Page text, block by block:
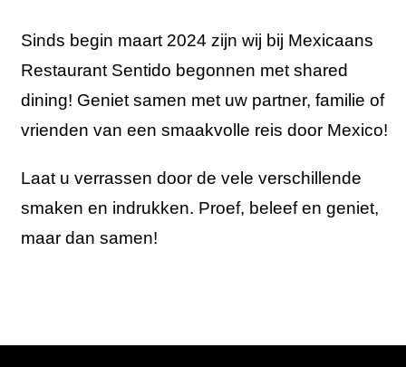
Sinds begin maart 2024 zijn wij bij Mexicaans
Restaurant Sentido begonnen met shared
dining! Geniet samen met uw partner, familie of
vrienden van een smaakvolle reis door Mexico!
Laat u verrassen door de vele verschillende
smaken en indrukken. Proef, beleef en geniet,
maar dan samen!